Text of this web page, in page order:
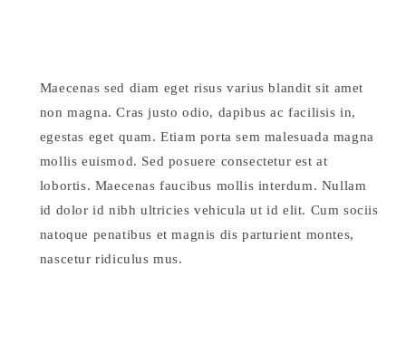
Maecenas sed diam eget risus varius blandit sit amet
non magna. Cras justo odio, dapibus ac facilisis in,
egestas eget quam. Etiam porta sem malesuada magna
mollis euismod. Sed posuere consectetur est at
lobortis. Maecenas faucibus mollis interdum. Nullam
id dolor id nibh ultricies vehicula ut id elit. Cum sociis
natoque penatibus et magnis dis parturient montes,
nascetur ridiculus mus.